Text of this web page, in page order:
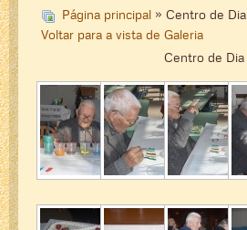
Página principal » Centro de Dia
Voltar para a vista de Galeria
Centro de Dia